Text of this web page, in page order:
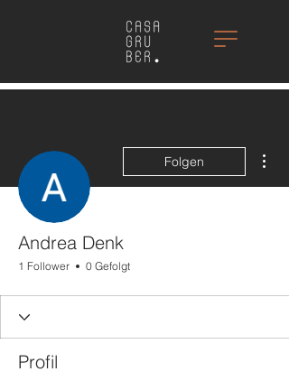
Folgen
Andrea Denk
1 Follower 0 Gefolgt
Profil